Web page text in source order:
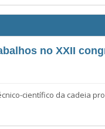
no XXII
científico da cadeia